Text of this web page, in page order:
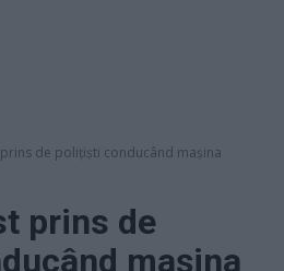
de polițiști conducând mașina
prins de
mașina